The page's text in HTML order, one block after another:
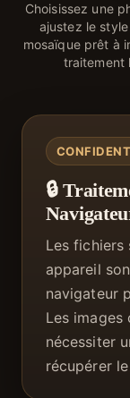
Choisissez une
ajustez le
mosaïque prêt à
traitement
🔒
Les
appareil
navigateur
Les images
nécessiter
récupérer